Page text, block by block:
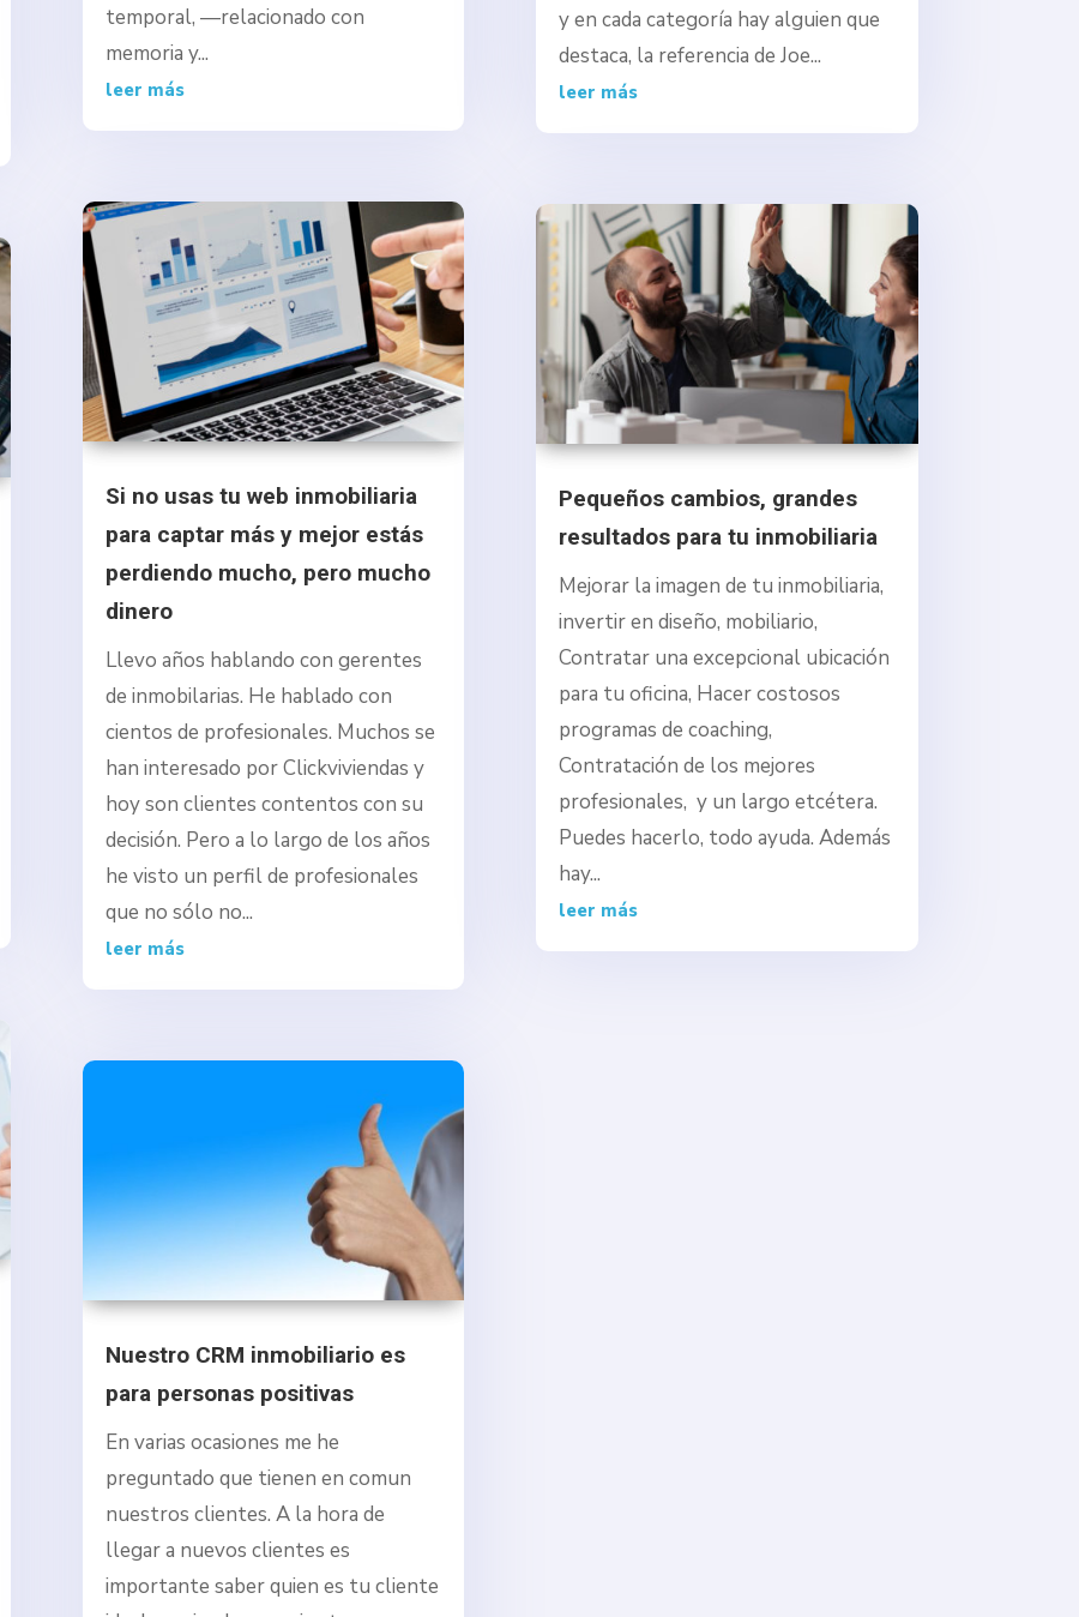
temporal, —relacionado con
memoria y...
leer más
Si no usas tu web inmobiliaria
para captar más y mejor estás
perdiendo mucho, pero mucho
dinero
Llevo años hablando con gerentes
de inmobilarias. He hablado con
cientos de profesionales. Muchos se
han interesado por Clickviviendas y
hoy son clientes contentos con su
decisión. Pero a lo largo de los años
he visto un perfil de profesionales
que no sólo no...
leer más
Nuestro CRM inmobiliario es
para personas positivas
En varias ocasiones me he
preguntado que tienen en comun
nuestros clientes. A la hora de
llegar a nuevos clientes es
importante saber quien es tu cliente
y en cada categoría hay alguien que
destaca, la referencia de Joe...
leer más
Pequeños cambios, grandes
resultados para tu inmobiliaria
Mejorar la imagen de tu inmobiliaria,
invertir en diseño, mobiliario,
Contratar una excepcional ubicación
para tu oficina, Hacer costosos
programas de coaching,
Contratación de los mejores
profesionales, y un largo etcétera.
Puedes hacerlo, todo ayuda. Además
hay...
leer más